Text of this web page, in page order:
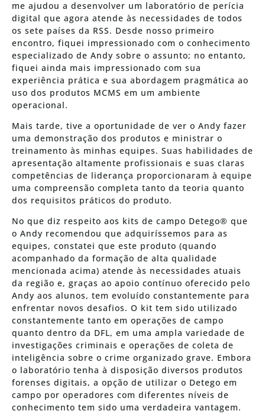
me ajudou a desenvolver um laboratório de perícia
digital que agora atende às necessidades de todos
os sete países da RSS. Desde nosso primeiro
encontro, fiquei impressionado com o conhecimento
especializado de Andy sobre o assunto; no entanto,
fiquei ainda mais impressionado com sua
experiência prática e sua abordagem pragmática ao
uso dos produtos MCMS em um ambiente
operacional.
Mais tarde, tive a oportunidade de ver o Andy fazer
uma demonstração dos produtos e ministrar o
treinamento às minhas equipes. Suas habilidades de
apresentação altamente profissionais e suas claras
competências de liderança proporcionaram à equipe
uma compreensão completa tanto da teoria quanto
dos requisitos práticos do produto.
No que diz respeito aos kits de campo Detego® que
o Andy recomendou que adquiríssemos para as
equipes, constatei que este produto (quando
acompanhado da formação de alta qualidade
mencionada acima) atende às necessidades atuais
da região e, graças ao apoio contínuo oferecido pelo
Andy aos alunos, tem evoluído constantemente para
enfrentar novos desafios. O kit tem sido utilizado
constantemente tanto em operações de campo
quanto dentro da DFL, em uma ampla variedade de
investigações criminais e operações de coleta de
inteligência sobre o crime organizado grave. Embora
o laboratório tenha à disposição diversos produtos
forenses digitais, a opção de utilizar o Detego em
campo por operadores com diferentes níveis de
conhecimento tem sido uma verdadeira vantagem.